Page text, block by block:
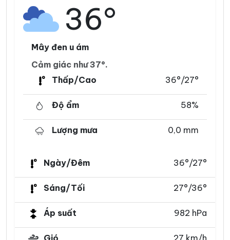
36°
Mây đen u ám
Cảm giác như 37°.
Thấp/Cao
36°/27°
Độ ẩm 58%
Lượng mưa 0,0 mm
Ngày/Đêm 36°/27°
Sáng/Tối 27°/36°
Áp suất 982 hPa